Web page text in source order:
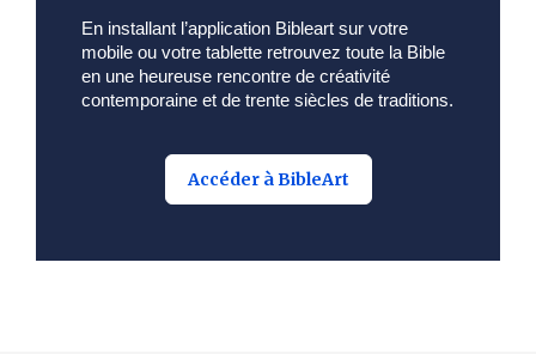
En installant l’application Bibleart sur votre
mobile ou votre tablette retrouvez toute la Bible
en une heureuse rencontre de créativité
contemporaine et de trente siècles de traditions.
Accéder à BibleArt